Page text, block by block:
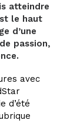
atteindre
le haut
d’une
passion,
avec
d’été